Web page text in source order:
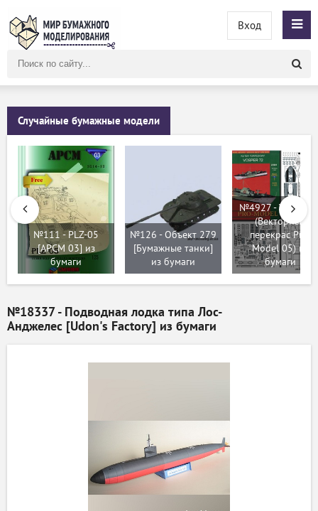
сайту
Вход
Случайные бумажные модели
№111 - PLZ-05
[APCM 03] из
бумаги
№126 - Объект 279
[Бумажные танки]
из бумаги
№4927 - Vosper
(Векторный
перекрас Pro-
Model 05) из
бумаги
№18337 - Подводная лодка типа Лос-
Анджелес [Udon's Factory] из бумаги